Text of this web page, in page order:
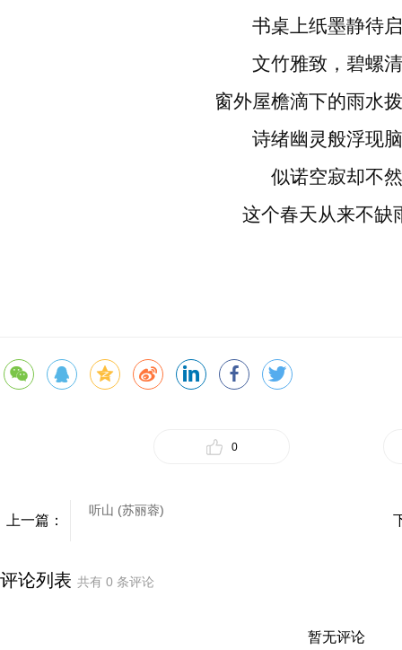
书桌上纸墨静待
文竹雅致，碧螺
窗外屋檐滴下的雨水
诗绪幽灵般浮现
似诺空寂却不然
这个春天从来不缺
0
上一篇：
听山 (苏丽蓉)
评论列表 共有 0 条评论
暂无评论